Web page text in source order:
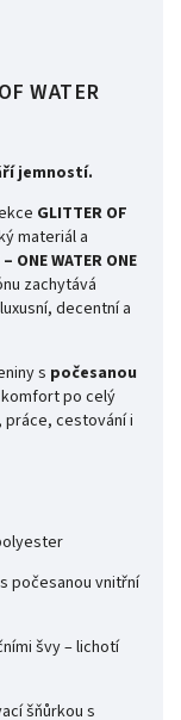
WATER
jemností.
GLITTER OF
materiál a
ONE WATER ONE
zachytává
decentní a
s počesanou
po celý
práce, cestování i
počesanou vnitřní
švy – lichotí
šňůrkou s